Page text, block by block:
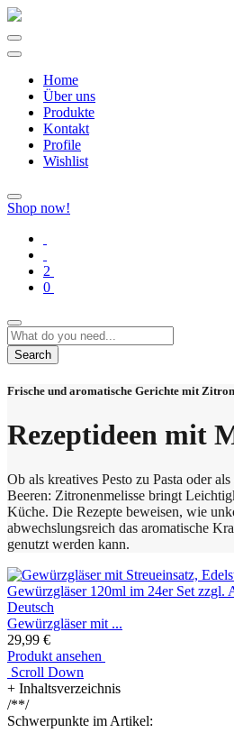
Home
Über uns
Produkte
Kontakt
Profile
Wishlist
Shop now!
2
0
Search
Frische und aromatische Gerichte mit
Rezeptideen mit
Ob als kreatives Pesto zu Pasta oder
Beeren: Zitronenmelisse bringt
Küche. Die Rezepte beweisen, wie
abwechslungsreich das aromatische
genutzt werden kann.
Gewürzgläser mit ...
29,99 €
Produkt ansehen
Scroll Down
+ Inhaltsverzeichnis
/**/
Schwerpunkte im Artikel: